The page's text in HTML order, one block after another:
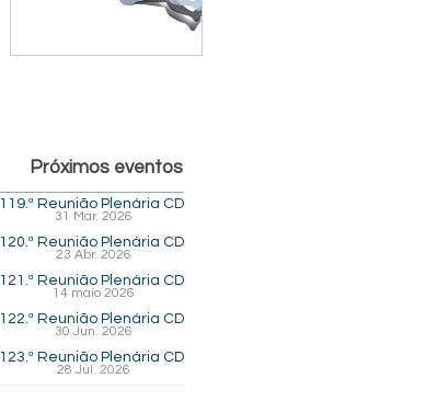
Próximos eventos
119.ª Reunião Plenária CD
31 Mar. 2026
120.ª Reunião Plenária CD
23 Abr. 2026
121.ª Reunião Plenária CD
14 maio 2026
122.ª Reunião Plenária CD
30 Jun. 2026
123.ª Reunião Plenária CD
28 Jul. 2026